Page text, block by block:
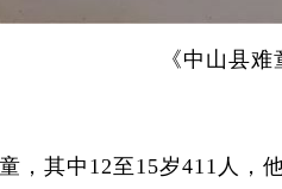
《中山县
其中12至15岁411人，